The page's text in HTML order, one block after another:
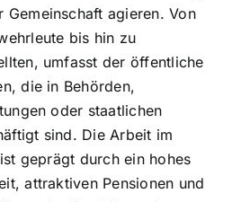
Gemeinschaft agieren. Von
bis hin zu
umfasst der öffentliche
die in Behörden,
oder staatlichen
sind. Die Arbeit im
geprägt durch ein hohes
attraktiven Pensionen und